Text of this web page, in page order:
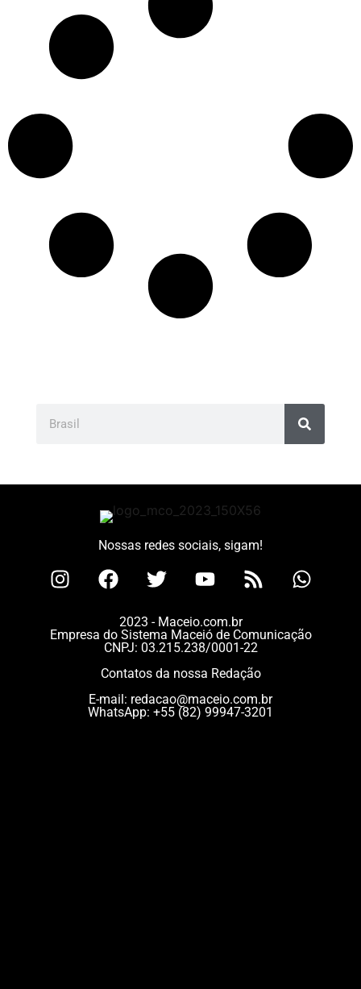
Nossas redes sociais, sigam!
2023 - Maceio.com.br
Empresa do Sistema Maceió de Comunicação
CNPJ: 03.215.238/0001-22
Contatos da nossa Redação
E-mail: redacao@maceio.com.br
WhatsApp: +55 (82) 99947-3201